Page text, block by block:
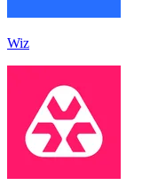
Wiz